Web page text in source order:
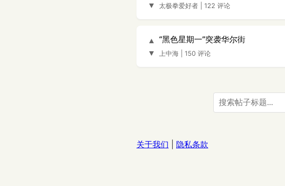
▼
太极拳爱好者 122 评论
▲
▼
“黑色星期一”突袭华尔街
上中海 150 评论
关于我们 隐私条款